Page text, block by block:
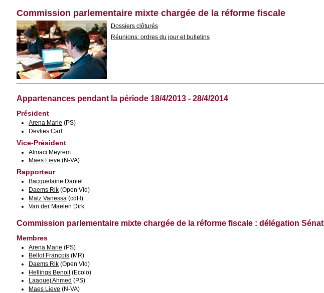
Commission parlementaire mixte chargée de la réforme fiscale
Dossiers clôturés
Réunions: ordres du jour et bulletins
Appartenances pendant la période 18/4/2013 - 28/4/2014
Président
Arena Marie (PS)
Devlies Carl
Vice-Président
Almaci Meyrem
Maes Lieve (N-VA)
Rapporteur
Bacquelaine Daniel
Daems Rik (Open Vld)
Matz Vanessa (cdH)
Van der Maelen Dirk
Commission parlementaire mixte chargée de la réforme fiscale : délégation Sénat
Membres
Arena Marie (PS)
Bellot François (MR)
Daems Rik (Open Vld)
Hellings Benoit(Ecolo)
Laaouej Ahmed (PS)
Maes Lieve (N-VA)